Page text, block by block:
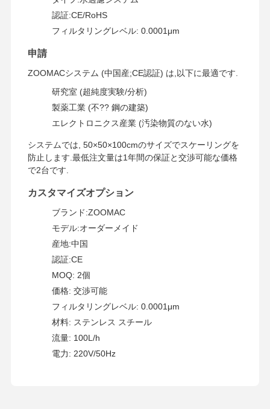
ホーム 製品
工場見学 品質管理 お問い合わせ
事例
て ください
Ultrapure水機械
超純水浄化システム
超純水設備
超純水フィルタリングシステム
認証:CE/RoHS
フィルタリングレベル: 0.0001μm
申請
ZOOMACシステム (中国産;CE認証) は,以下に最適です.
研究室 (超純度実験/分析)
製薬工業 (不?? 鋼の建築)
エレクトロニクス産業 (汚染物質のない水)
システムでは, 50×50×100cmのサイズでスケーリングを
防止します.最低注文量は1年間の保証と交渉可能な価格
で2台です.
カスタマイズオプション
ブランド:ZOOMAC
モデル:オーダーメイド
産地:中国
認証:CE
MOQ: 2個
価格: 交渉可能
フィルタリングレベル: 0.0001μm
材料: ステンレス スチール
流量: 100L/h
電力: 220V/50Hz